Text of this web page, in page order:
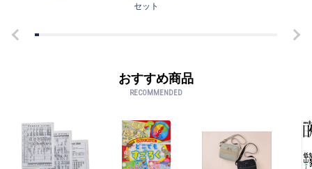
セット
おすすめ商品
RECOMMENDED